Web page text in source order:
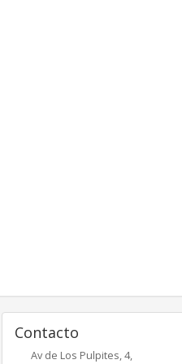
Contacto
Av de Los Pulpites, 4,